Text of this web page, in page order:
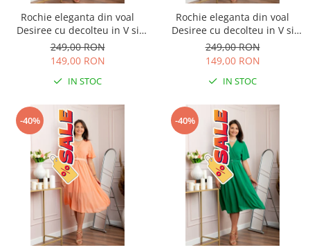
Rochie eleganta din voal
Desiree cu decolteu in V si
curea - Ciclam
249,00 RON
149,00 RON
IN STOC
Rochie eleganta din voal
Desiree cu decolteu in V si
curea - Galben
249,00 RON
149,00 RON
IN STOC
-40% -40%